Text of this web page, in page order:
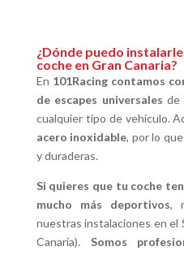
¿Dónde puedo
coche en Gran Canaria?
En 101Racing contamos
de escapes universales de
cualquier tipo de vehículo.
acero inoxidable, por lo
y duraderas.
Si quieres que tu coche
mucho más deportivos,
nuestras instalaciones en el
Canaria). Somos